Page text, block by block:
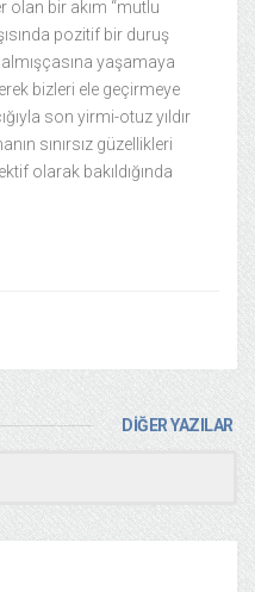
bir akım “mutlu
pozitif bir duruş
yaşamaya
bizleri ele geçirmeye
son yirmi-otuz yıldır
sınırsız güzellikleri
olarak bakıldığında
DİĞER YAZILAR